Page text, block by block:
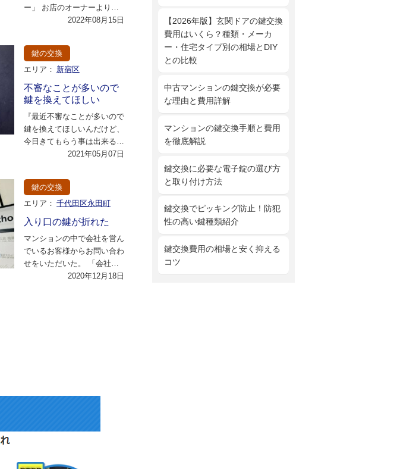
ー」 お店のオーナーより相
談だったが、防犯のために鍵
2022年08月15日
鍵の交換
エリア： 新宿区
不審なことが多いので
鍵を換えてほしい
『最近不審なことが多いので
鍵を換えてほしいんだけど、
今日きてもらう事は出来る
か？』と不安な様子で相談が
2021年05月07日
鍵の交換
エリア： 千代田区永田町
入り口の鍵が折れた
マンションの中で会社を営ん
でいるお客様からお問い合わ
せをいただいた。 「会社の
入り口の鍵を閉めようとした
2020年12月18日
【2026年版】玄関ドアの鍵交換
費用はいくら？種類・メーカ
ー・住宅タイプ別の相場とDIY
との比較
中古マンションの鍵交換が必要
な理由と費用詳解
マンションの鍵交換手順と費用
を徹底解説
鍵交換に必要な電子錠の選び方
と取り付け方法
鍵交換でピッキング防止！防犯
性の高い鍵種類紹介
鍵交換費用の相場と安く抑える
コツ